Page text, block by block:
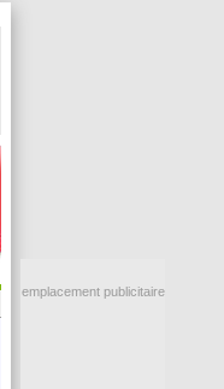
emplacement publicitaire